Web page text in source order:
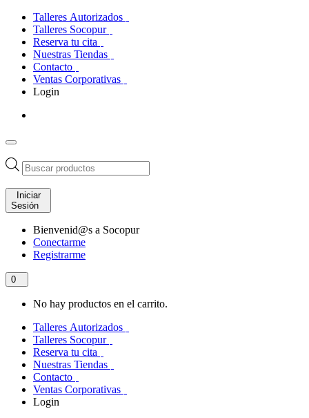
Talleres Autorizados
Talleres Socopur
Reserva tu cita
Nuestras Tiendas
Contacto
Ventas Corporativas
Login
Búsqueda
de
productos
Iniciar
Sesión
Bienvenid@s a Socopur
Conectarme
Registrarme
0
No hay productos en el carrito.
Talleres Autorizados
Talleres Socopur
Reserva tu cita
Nuestras Tiendas
Contacto
Ventas Corporativas
Login